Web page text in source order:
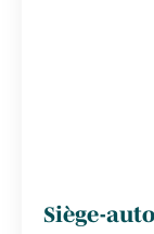
Siège-